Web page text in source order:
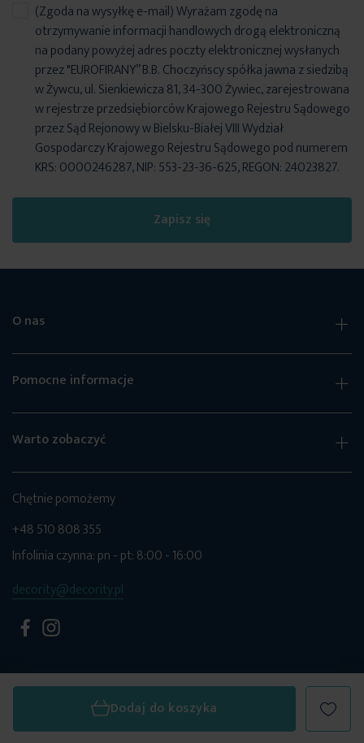
Dodaj do koszyka
Zapisz się
(Zgoda na wysyłkę e-mail) Wyrażam zgodę na
otrzymywanie informacji handlowych drogą elektroniczną
na podany powyżej adres poczty elektronicznej wysłanych
przez "EUROFIRANY” B.B. Choczyńscy spółka jawna z siedzibą
w Żywcu, ul. Sienkiewicza 81, 34-300 Żywiec, zarejestrowana
w rejestrze przedsiębiorców Krajowego Rejestru Sądowego
przez Sąd Rejonowy w Bielsku-Białej VIII Wydział
Gospodarczy Krajowego Rejestru Sądowego pod numerem
KRS: 0000246287, NIP: 553-23-36-625, REGON: 24023827.
O nas
Pomocne informacje
Warto zobaczyć
Chętnie pomożemy
+48 510 808 355
Infolinia czynna: pn - pt: 8:00 - 16:00
decority@decority.pl
© 2026 Decority. Wszystkie prawa zastrzeżone.